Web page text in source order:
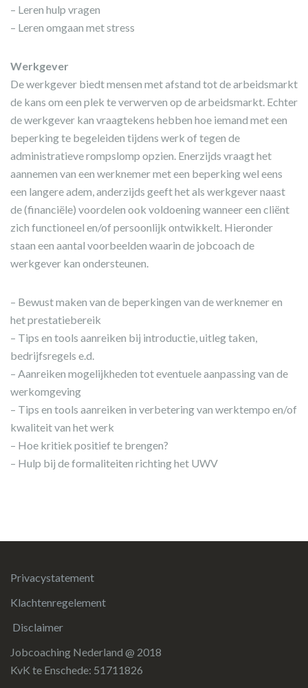
– Leren hulp vragen
– Leren omgaan met stress
Werkgever
De werkgever biedt mensen met afstand tot de arbeidsmarkt
de kans om een plek te verwerven op de arbeidsmarkt. Echter
de werkgever kan vraagtekens hebben hoe iemand met een
beperking te begeleiden tijdens werk of tegen de
administratieve rompslomp opzien. Enerzijds vraagt het
aannemen van een werknemer met een beperking wel eens
een langere adem, anderzijds geeft het als werkgever naast
de (financiële) voordelen ook voldoening wanneer een cliënt
zich functioneel en/of persoonlijk ontwikkelt. Hieronder
staan een aantal voorbeelden waarin de jobcoach de
werkgever kan ondersteunen.
– Bewust maken van de beperkingen van de werknemer en
het prestatiebereik
– Tips en tools aanreiken bij introductie, uitleg taken,
bedrijfsregels e.d.
– Aanreiken mogelijkheden tot eventuele aanpassing van de
werkomgeving
– Tips en tools aanreiken in verbetering van werktempo en/of
kwaliteit van het werk
– Hoe kritiek positief te brengen?
– Hulp bij de formaliteiten richting het UWV
Privacystatement
Klachtenregelement
Disclaimer
Jobcoaching Nederland @ 2018
KvK te Enschede: 51711826